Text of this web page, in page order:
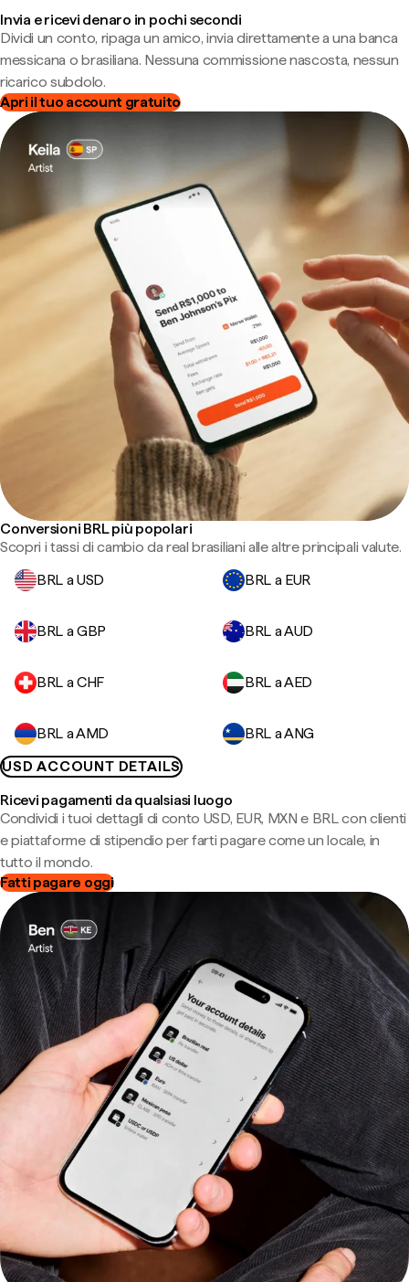
Invia e ricevi denaro in pochi secondi
Dividi un conto, ripaga un amico, invia direttamente a una banca
messicana o brasiliana. Nessuna commissione nascosta, nessun
ricarico subdolo.
Apri il tuo account gratuito
Conversioni BRL più popolari
Scopri i tassi di cambio da real brasiliani alle altre principali valute.
BRL a USD
BRL a EUR
BRL a GBP BRL a AUD
BRL a CHF BRL a AED
BRL a AMD
BRL a ANG
USD ACCOUNT DETAILS
Ricevi pagamenti da qualsiasi luogo
Condividi i tuoi dettagli di conto USD, EUR, MXN e BRL con clienti
e piattaforme di stipendio per farti pagare come un locale, in
tutto il mondo.
Fatti pagare oggi